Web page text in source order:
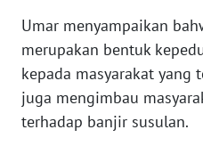
Umar menyampaikan
merupakan bentuk
kepada masyarakat yang
juga mengimbau
terhadap banjir susulan.
BENGKULU
WN
LAMPUNG
WN